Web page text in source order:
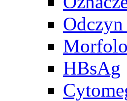
Odczyn
HBsAg